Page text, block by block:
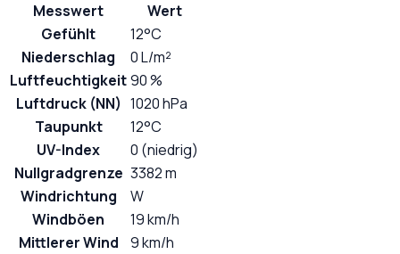
Messwert
Wert
Gefühlt
12°C
Niederschlag
0 L/m²
Luftfeuchtigkeit90 %
Luftdruck (NN) 1020 hPa
Taupunkt
12°C
UV-Index
0 (niedrig)
Nullgradgrenze 3382 m
Windrichtung
W
Windböen
19 km/h
Mittlerer Wind
9 km/h